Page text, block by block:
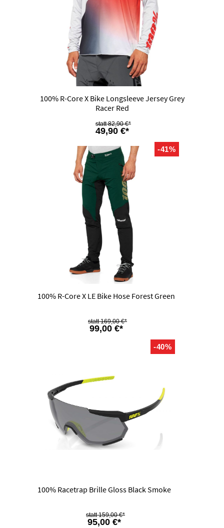
100% R-Core X Bike Longsleeve Jersey Grey
Racer Red
49,90 €*
82,90 €*
-41%
100% R-Core X LE Bike Hose Forest Green
99,00 €*
169,00 €*
-40%
100% Racetrap Brille Gloss Black Smoke
95,00 €*
159,00 €*